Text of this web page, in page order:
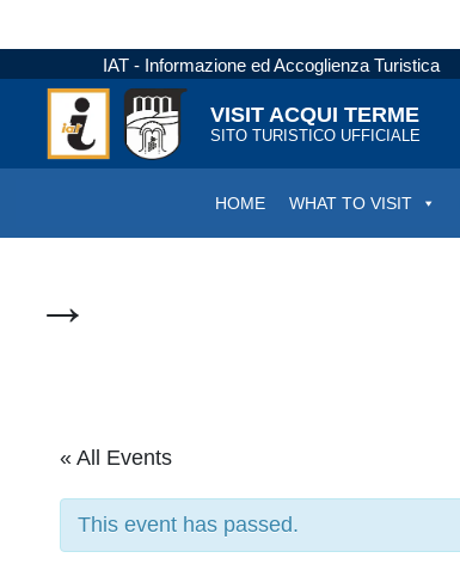
IAT - Informazione ed Accoglienza Turistica
VISIT ACQUI TERME
SITO TURISTICO UFFICIALE
HOME WHAT TO VISIT
→
« All Events
This event has passed.